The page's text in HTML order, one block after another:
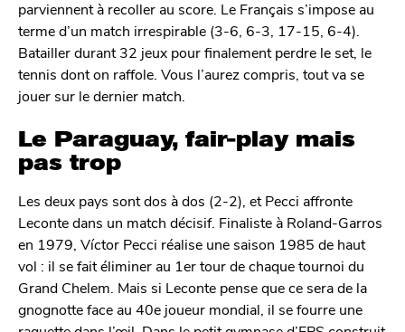
parviennent à recoller au score. Le Français s’impose au
terme d’un match irrespirable (3-6, 6-3, 17-15, 6-4).
Batailler durant 32 jeux pour finalement perdre le set, le
tennis dont on raffole. Vous l’aurez compris, tout va se
jouer sur le dernier match.
Le Paraguay, fair-play mais
pas trop
Les deux pays sont dos à dos (2-2), et Pecci affronte
Leconte dans un match décisif. Finaliste à Roland-Garros
en 1979, Víctor Pecci réalise une saison 1985 de haut
vol : il se fait éliminer au 1er tour de chaque tournoi du
Grand Chelem. Mais si Leconte pense que ce sera de la
gnognotte face au 40e joueur mondial, il se fourre une